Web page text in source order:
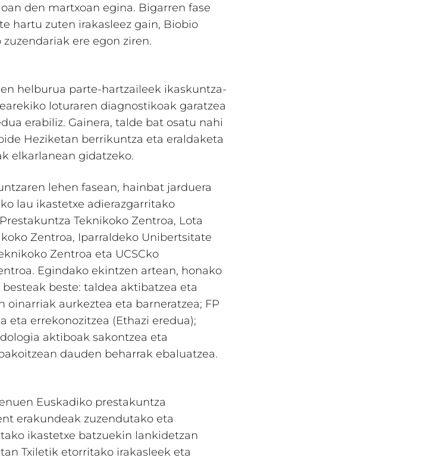
den martxoan egina. Bigarren fase
hartu zuten irakasleez gain, Biobio
ere egon ziren.
helburua parte-hartzaileek ikaskuntza-
loturaren diagnostikoak garatzea
erabiliz. Gainera, talde bat osatu nahi
Heziketan berrikuntza eta eraldaketa
elkarlanean gidatzeko.
lehen fasean, hainbat jarduera
lau ikastetxe adierazgarritako
Teknikoko Zentroa, Lota
Zentroa, Iparraldeko Unibertsitate
Zentroa eta UCSCko
Egindako ekintzen artean, honako
beste: taldea aktibatzea eta
oinarriak aurkeztea eta barneratzea; FP
eta errekonozitzea (Ethazi eredua);
aktiboak sakontzea eta
dauden beharrak ebaluatzea.
Euskadiko prestakuntza
erakundeak zuzendutako eta
ikastetxe batzuekin lankidetzan
Txiletik etorritako irakasleek eta